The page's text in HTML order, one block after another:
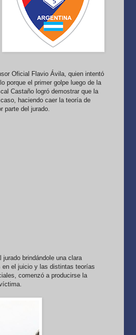
Oficial Flavio Ávila, quien intentó
porque el primer golpe luego de la
Castaño logró demostrar que la
haciendo caer la teoría de
parte del jurado.
brindándole una clara
en el juicio y las distintas teorías
comenzó a producirse la